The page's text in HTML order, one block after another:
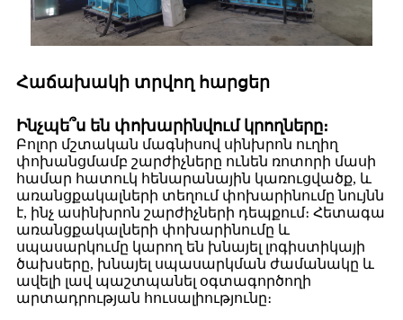
Հաճախակի տրվող հարցեր
Ինչպե՞ս են փոխարինվում կրողները։
Բոլոր մշտական ​​մագնիսով սինխրոն ուղիղ
փոխանցմամբ շարժիչները ունեն ռոտորի մասի
համար հատուկ հենարանային կառուցվածք, և
առանցքակալների տեղում փոխարինումը նույնն
է, ինչ ասինխրոն շարժիչների դեպքում։ Հետագա
առանցքակալների փոխարինումը և
սպասարկումը կարող են խնայել լոգիստիկայի
ծախսերը, խնայել սպասարկման ժամանակը և
ավելի լավ պաշտպանել օգտագործողի
արտադրության հուսալիությունը։